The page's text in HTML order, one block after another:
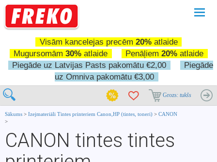
Visām kancelejas precēm 20%atlaide
Mugursomām 30% atlaide Penāļiem 20% atlaide
Piegāde uz Latvijas Pasts pakomātu €2,00
Piegāde
uz Omniva pakomātu €3,00
Grozs: tukšs
Sākums > Izejmateriāli Tintes printeriem Canon,HP (tintes, toneri) > CANON
>
CANON tintes tintes